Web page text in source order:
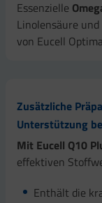
Essenzielle
Linolensäure
von Eucell
Zusätzliche
Unterstützung
Mit Eucell Q10
effektiven
Enthält die